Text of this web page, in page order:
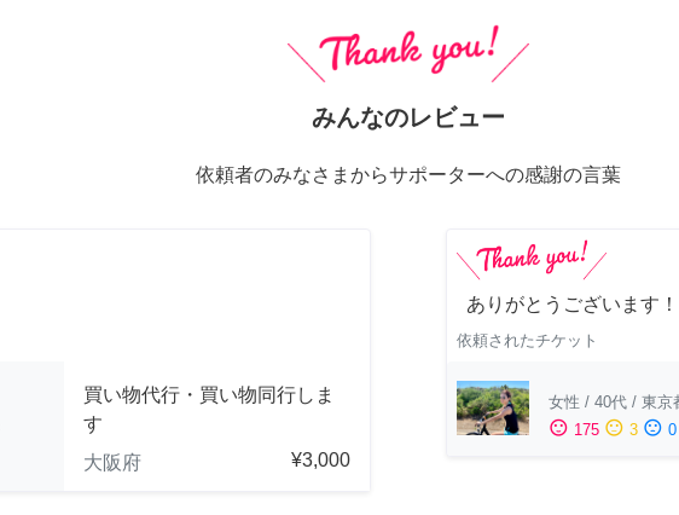
みんなのレビュー
依頼者のみなさまからサポーターへの感謝の言葉
買い物代行・買い物同行しま
す
大阪府
¥3,000
ありがとうございます！
依頼されたチケット
女性 / 40代 / 東京
sentiment_satisfied 175 sentiment_neutral 3 sentiment_dissatisfied 0